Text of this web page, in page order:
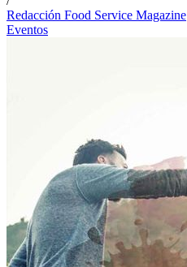
Redacción Food Service Magazine
Eventos